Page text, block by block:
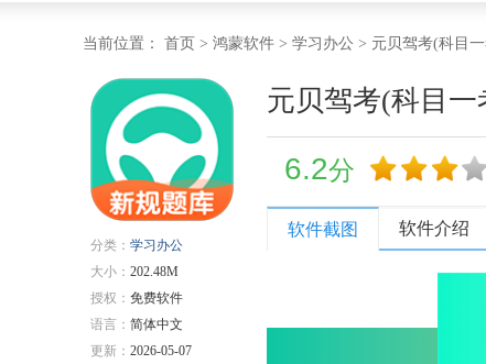
当前位置： 首页 > 鸿蒙软件 > 学习办公 > 元贝驾考(科目
分类： 学习办公
大小： 202.48M
授权： 免费软件
语言： 简体中文
更新： 2026-05-07
元贝驾考(科目一
6.2分
软件截图 软件介绍